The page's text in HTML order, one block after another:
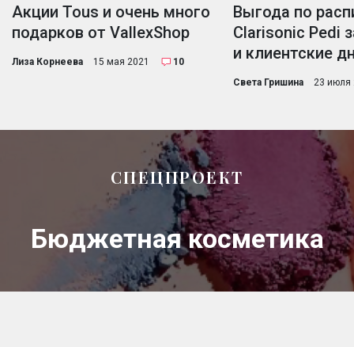
Акции Tous и очень много
подарков от VallexShop
Лиза Корнеева 15 мая 2021 10
Выгода по
Clarisonic Pedi
и клиентские
Света Гришина 23 июля
СПЕЦПРОЕКТ
Бюджетная косметика